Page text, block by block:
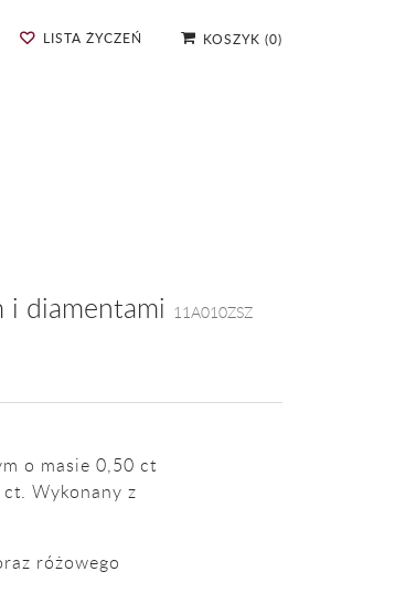
KOSZYK (0)
LISTA ŻYCZEŃ
i diamentami 11A010ZSZ
o masie 0,50 ct
Wykonany z
różowego